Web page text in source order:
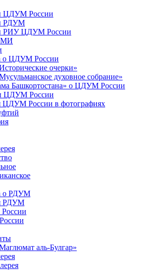
ЦДУМ России
РДУМ
РИУ ЦДУМ России
о ЦДУМ России
очерки»
духовное собрание»
Башкортостана» о ЦДУМ России
ЦДУМ России
ЦДУМ России в фотографиях
о РДУМ
РДУМ
аль-Булгар»